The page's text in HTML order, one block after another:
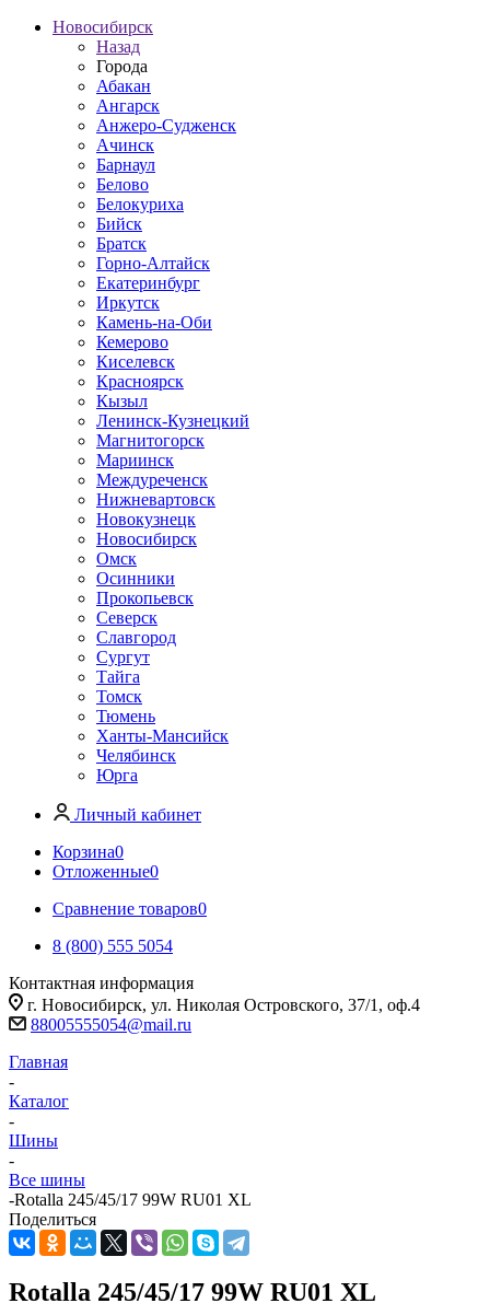
Новосибирск
Назад
Города
Абакан
Ангарск
Анжеро-Судженск
Ачинск
Барнаул
Белово
Белокуриха
Бийск
Братск
Горно-Алтайск
Екатеринбург
Иркутск
Камень-на-Оби
Кемерово
Киселевск
Красноярск
Кызыл
Ленинск-Кузнецкий
Магнитогорск
Мариинск
Междуреченск
Нижневартовск
Новокузнецк
Новосибирск
Омск
Осинники
Прокопьевск
Северск
Славгород
Сургут
Тайга
Томск
Тюмень
Ханты-Мансийск
Челябинск
Юрга
Личный кабинет
Корзина0
Отложенные0
Сравнение товаров0
8 (800) 555 5054
Контактная информация
г. Новосибирск, ул. Николая Островского, 37/1, оф.4
88005555054@mail.ru
Главная
-
Каталог
-
Шины
-
Все шины
-Rotalla 245/45/17 99W RU01 XL
Поделиться
Rotalla 245/45/17 99W RU01 XL